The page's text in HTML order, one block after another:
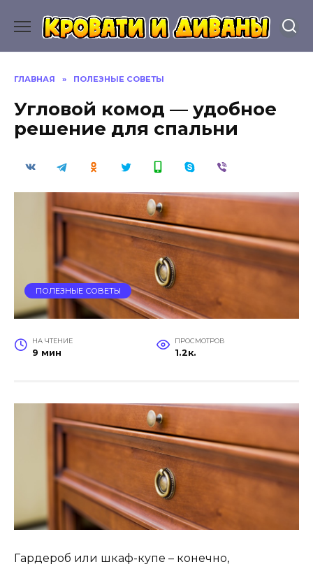
содержанию
ГЛАВНАЯ » ПОЛЕЗНЫЕ СОВЕТЫ
Угловой комод — удобное
решение для спальни
ПОЛЕЗНЫЕ СОВЕТЫ
НА ЧТЕНИЕ
9 мин
ПРОСМОТРОВ
1.2к.
Гардероб или шкаф-купе – конечно,